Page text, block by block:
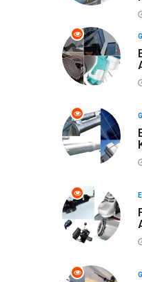
Tekstil
Mobilya
Ürünler
Aksesuar
Ambalaj
Markalar